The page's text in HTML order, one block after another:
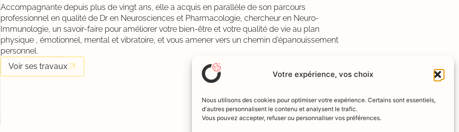
Votre expérience, vos choix
Nous utilisons des cookies pour optimiser votre expérience. Certains sont essentiels,
d'autres personnalisent le contenu et analysent le trafic.
Vous pouvez accepter, refuser ou personnaliser vos préférences.
Accompagnante depuis plus de vingt ans, elle a acquis en parallèle de son parcours
professionnel en qualité de Dr en Neurosciences et Pharmacologie, chercheur en Neuro-
Immunologie, un savoir-faire pour améliorer votre bien-être et votre qualité de vie au plan
physique , émotionnel, mental et vibratoire, et vous amener vers un chemin d’épanouissement
personnel.
Voir ses travaux